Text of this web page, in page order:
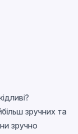
зручних та
зручно